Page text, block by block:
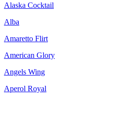
Alaska Cocktail
Alba
Amaretto Flirt
American Glory
Angels Wing
Aperol Royal